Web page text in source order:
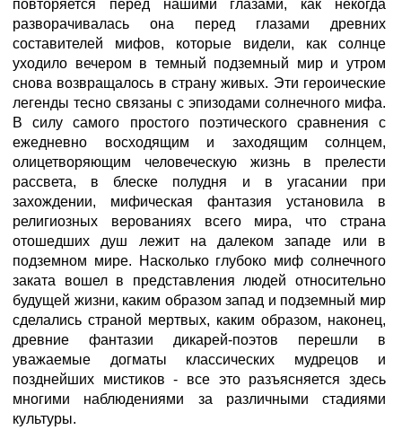
повторяется перед нашими глазами, как некогда
разворачивалась она перед глазами древних
составителей мифов, которые видели, как солнце
уходило вечером в темный подземный мир и утром
снова возвращалось в страну живых. Эти героические
легенды тесно связаны с эпизодами солнечного мифа.
В силу самого простого поэтического сравнения с
ежедневно восходящим и заходящим солнцем,
олицетворяющим человеческую жизнь в прелести
рассвета, в блеске полудня и в угасании при
захождении, мифическая фантазия установила в
религиозных верованиях всего мира, что страна
отошедших душ лежит на далеком западе или в
подземном мире. Насколько глубоко миф солнечного
заката вошел в представления людей относительно
будущей жизни, каким образом запад и подземный мир
сделались страной мертвых, каким образом, наконец,
древние фантазии дикарей-поэтов перешли в
уважаемые догматы классических мудрецов и
позднейших мистиков - все это разъясняется здесь
многими наблюдениями за различными стадиями
культуры.